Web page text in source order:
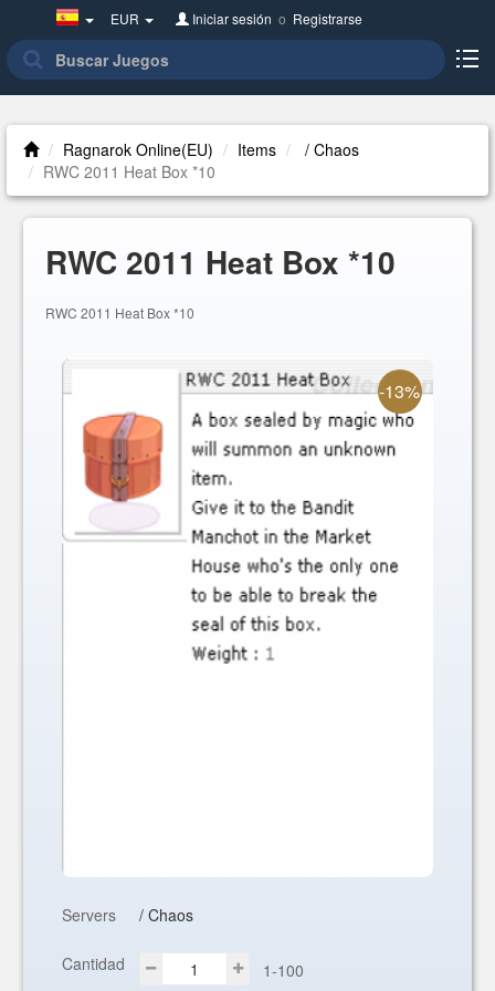
Spain(Español)
EUR Iniciar sesión o Registrarse
Ragnarok Online(EU) Items
/ Chaos
RWC 2011 Heat Box *10
RWC 2011 Heat Box *10
RWC 2011 Heat Box *10
-13%
Servers / Chaos
Cantidad 1-100